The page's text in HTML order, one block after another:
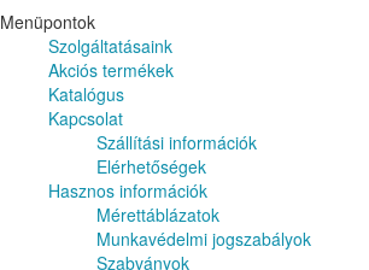
Menüpontok
Szolgáltatásaink
Akciós termékek
Katalógus
Kapcsolat
Szállítási információk
Elérhetőségek
Hasznos információk
Mérettáblázatok
Munkavédelmi jogszabályok
Szabványok